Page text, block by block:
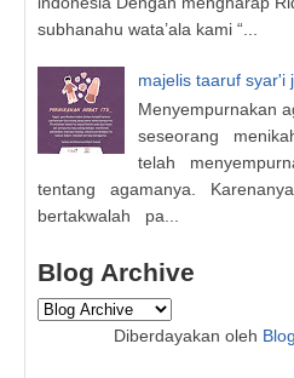
subhanahu wata’ala kami “...
majelis taaruf syar'i
Menyempurnakan
seseorang
telah
tentang agamanya.
bertakwalah pa...
Blog Archive
Diberdayakan oleh